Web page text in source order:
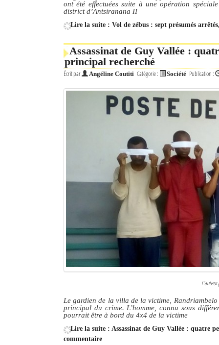
ont été effectuées suite à une opération
district d’Antsiranana II
Lire la suite : Vol de zébus : sept présumés
Assassinat de Guy Vallée :
principal recherché
Écrit par Angéline Coutiti Catégorie : Société Publication :
L'auteur
Le gardien de la villa de la victime,
principal du crime. L’homme, connu sous
pourrait être à bord du 4x4 de la victime
Lire la suite : Assassinat de Guy Vallée : quatre
commentaire